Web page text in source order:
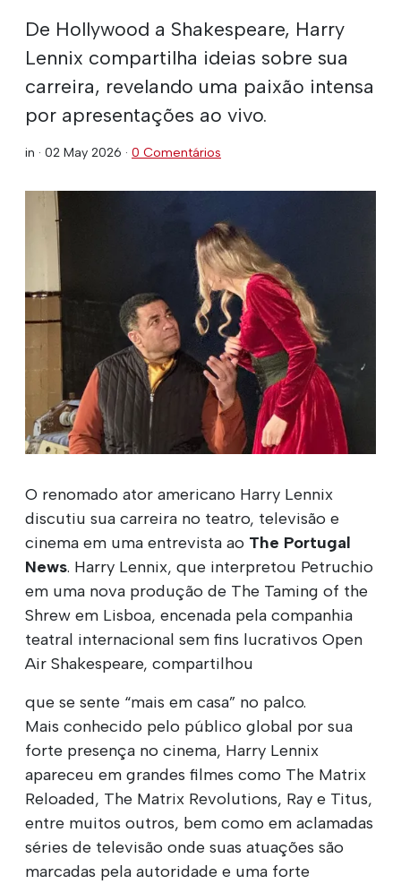
De Hollywood a Shakespeare, Harry
Lennix compartilha ideias sobre sua
carreira, revelando uma paixão intensa
por apresentações ao vivo.
in · 02 May 2026 · 0 Comentários
O renomado ator americano Harry Lennix
discutiu sua carreira no teatro, televisão e
cinema em uma entrevista ao The Portugal
News. Harry Lennix, que interpretou Petruchio
em uma nova produção de The Taming of the
Shrew em Lisboa, encenada pela companhia
teatral internacional sem fins lucrativos Open
Air Shakespeare, compartilhou
que se sente “mais em casa” no palco.
Mais conhecido pelo público global por sua
forte presença no cinema, Harry Lennix
apareceu em grandes filmes como The Matrix
Reloaded, The Matrix Revolutions, Ray e Titus,
entre muitos outros, bem como em aclamadas
séries de televisão onde suas atuações são
marcadas pela autoridade e uma forte